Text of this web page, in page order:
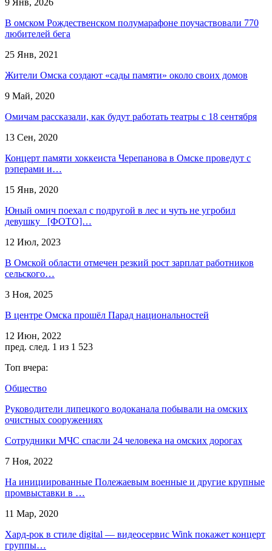
В омском Рождественском полумарафоне поучаствовали 770
любителей бега
25 Янв, 2021
Жители Омска создают «сады памяти» около своих домов
9 Май, 2020
Омичам рассказали, как будут работать театры с 18 сентября
13 Сен, 2020
Концерт памяти хоккеиста Черепанова в Омске проведут с
рэперами и…
15 Янв, 2020
Юный омич поехал с подругой в лес и чуть не угробил
девушку [ФОТО]…
12 Июл, 2023
В Омской области отмечен резкий рост зарплат работников
сельского…
3 Ноя, 2025
В центре Омска прошёл Парад национальностей
12 Июн, 2022
пред. след. 1 из 1 523
Топ вчера:
Общество
Руководители липецкого водоканала побывали на омских
очистных сооружениях
Сотрудники МЧС спасли 24 человека на омских дорогах
7 Ноя, 2022
На инициированные Полежаевым военные и другие крупные
промвыставки в …
11 Мар, 2020
Хард-рок в стиле digital — видеосервис Wink покажет концерт
группы…